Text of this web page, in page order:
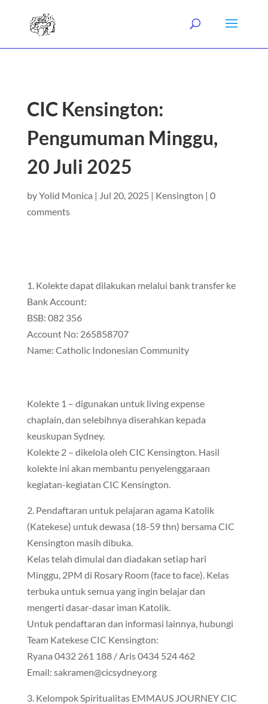
CIC Kensington:
Pengumuman Minggu,
20 Juli 2025
byYolid Monica | Jul 20, 2025 | Kensington | 0
comments
1. Kolekte dapat dilakukan melalui bank transfer ke
Bank Account:
BSB: 082 356
Account No: 265858707
Name: Catholic Indonesian Community
Kolekte 1 – digunakan untuk living expense
chaplain, dan selebihnya diserahkan kepada
keuskupan Sydney.
Kolekte 2 – dikelola oleh CIC Kensington. Hasil
kolekte ini akan membantu penyelenggaraan
kegiatan-kegiatan CIC Kensington.
2. Pendaftaran untuk pelajaran agama Katolik
(Katekese) untuk dewasa (18-59 thn) bersama CIC
Kensington masih dibuka.
Kelas telah dimulai dan diadakan setiap hari
Minggu, 2PM di Rosary Room (face to face). Kelas
terbuka untuk semua yang ingin belajar dan
mengerti dasar-dasar iman Katolik.
Untuk pendaftaran dan informasi lainnya, hubungi
Team Katekese CIC Kensington:
Ryana 0432 261 188 / Aris 0434 524 462
Email: sakramen@cicsydney.org
3. Kelompok Spiritualitas EMMAUS JOURNEY CIC